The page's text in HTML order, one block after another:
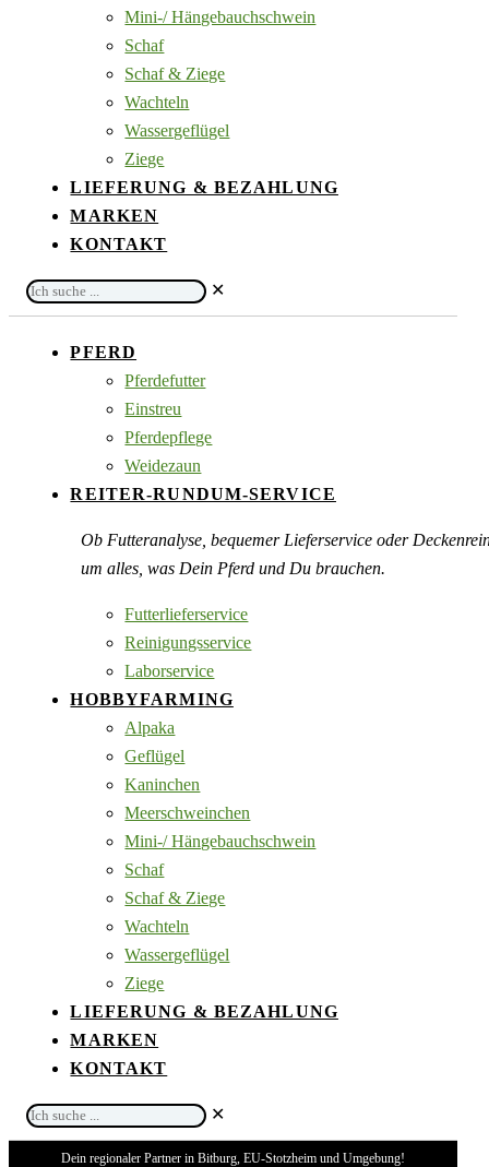
Mini-/ Hängebauchschwein
Schaf
Schaf & Ziege
Wachteln
Wassergeflügel
Ziege
LIEFERUNG & BEZAHLUNG
MARKEN
KONTAKT
Ich
suche
✕
PFERD
Pferdefutter
Einstreu
Pferdepflege
Weidezaun
REITER-RUNDUM-SERVICE
Ob Futteranalyse, bequemer Lieferservice oder
um alles, was Dein Pferd und Du brauchen.
Futterlieferservice
Reinigungsservice
Laborservice
HOBBYFARMING
Alpaka
Geflügel
Kaninchen
Meerschweinchen
Mini-/ Hängebauchschwein
Schaf
Schaf & Ziege
Wachteln
Wassergeflügel
Ziege
LIEFERUNG & BEZAHLUNG
MARKEN
KONTAKT
Ich
suche
✕
Dein regionaler Partner in Bitburg, EU-Stotzheim und Umgebung!